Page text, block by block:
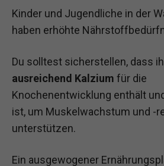
Kinder und Jugendliche in der
haben erhöhte
Du solltest sicherstellen, dass
ausreichend Kalzium für die
Knochenentwicklung enthält
ist, um Muskelwachstum und -
unterstützen.
Ein ausgewogener